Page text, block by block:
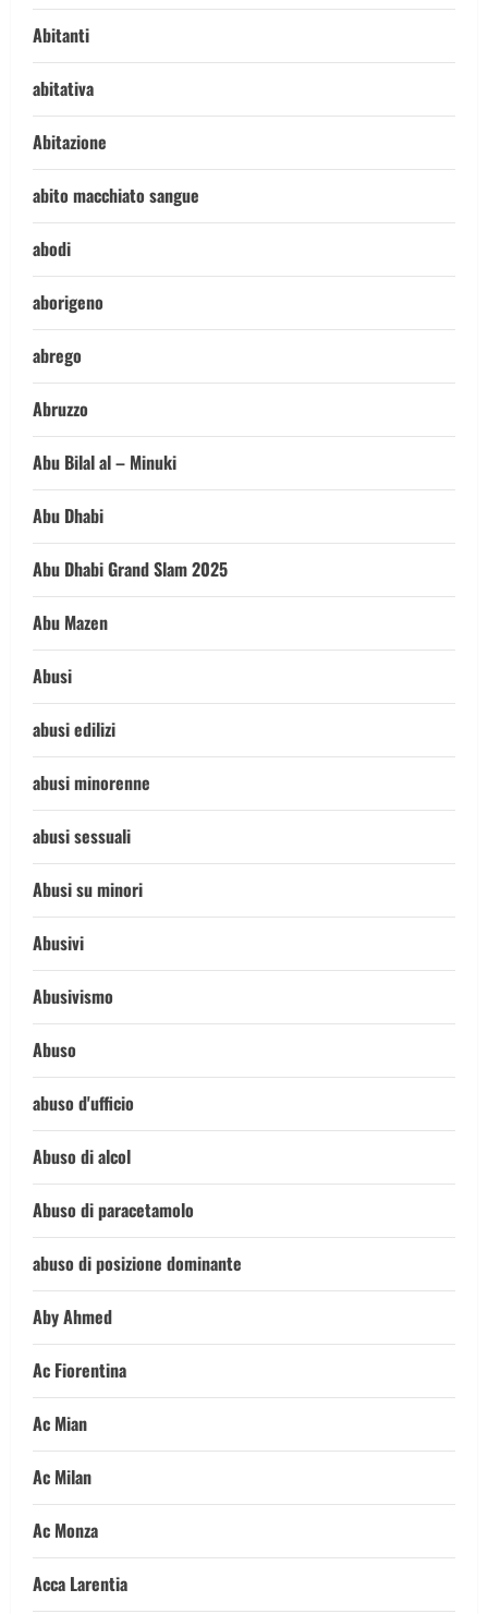
Abitanti
abitativa
Abitazione
abito macchiato sangue
abodi
aborigeno
abrego
Abruzzo
Abu Bilal al – Minuki
Abu Dhabi
Abu Dhabi Grand Slam 2025
Abu Mazen
Abusi
abusi edilizi
abusi minorenne
abusi sessuali
Abusi su minori
Abusivi
Abusivismo
Abuso
abuso d'ufficio
Abuso di alcol
Abuso di paracetamolo
abuso di posizione dominante
Aby Ahmed
Ac Fiorentina
Ac Mian
Ac Milan
Ac Monza
Acca Larentia